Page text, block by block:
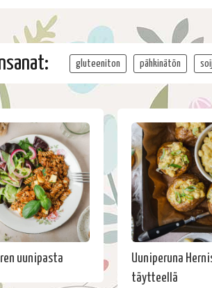
gluteeniton pähkinätön
uunipasta
Uuniperuna
täytteellä